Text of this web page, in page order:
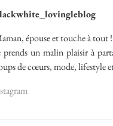
épouse et touche à tout !
prends un malin plaisir à
de cœurs, mode, lifestyle